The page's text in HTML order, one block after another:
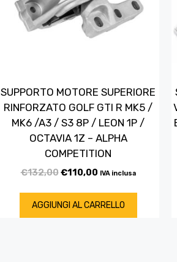
SUPPORTO MOTORE SUPERIORE
RINFORZATO GOLF GTI R MK5 /
MK6 /A3 / S3 8P / LEON 1P /
OCTAVIA 1Z – ALPHA
COMPETITION
€132,00€110,00 IVA inclusa
AGGIUNGI AL CARRELLO